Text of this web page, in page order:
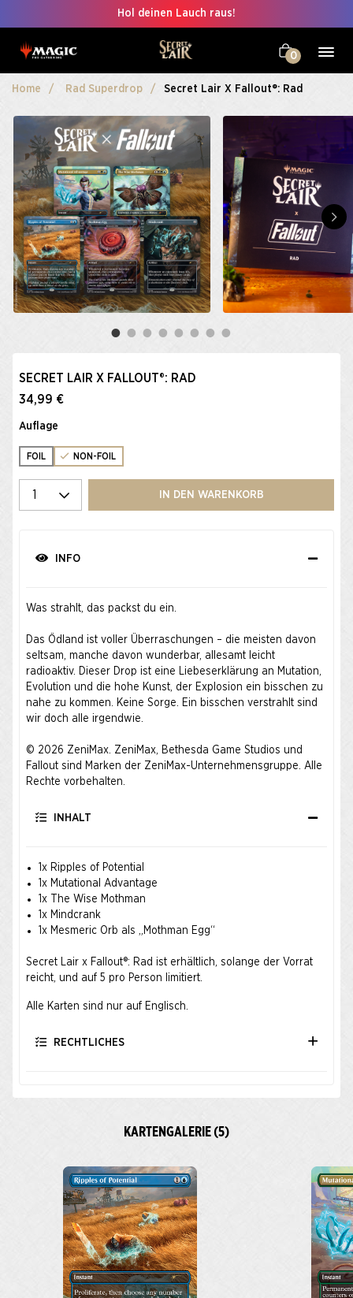
Hol deinen Lauch raus!
0
Home Rad Superdrop Secret Lair X Fallout®: Rad​
SECRET LAIR X FALLOUT®: RAD​
34,99 €
Auflage
FOIL NON-FOIL
Wählen Sie eine Menge
IN DEN WARENKORB
INFO
Was strahlt, das packst du ein.
Das Ödland ist voller Überraschungen – die meisten davon
seltsam, manche davon wunderbar, allesamt leicht
radioaktiv. Dieser Drop ist eine Liebeserklärung an Mutation,
Evolution und die hohe Kunst, der Explosion ein bisschen zu
nahe zu kommen. Keine Sorge. Ein bisschen verstrahlt sind
wir doch alle irgendwie.
© 2026 ZeniMax. ZeniMax, Bethesda Game Studios und
Fallout sind Marken der ZeniMax-Unternehmensgruppe. Alle
Rechte vorbehalten.
INHALT
1x Ripples of Potential
1x Mutational Advantage
1x The Wise Mothman
1x Mindcrank
1x Mesmeric Orb als „Mothman Egg“
Secret Lair x Fallout®: Rad ist erhältlich, solange der Vorrat
reicht, und auf 5 pro Person limitiert.
Alle Karten sind nur auf Englisch.
RECHTLICHES
KARTENGALERIE (5)